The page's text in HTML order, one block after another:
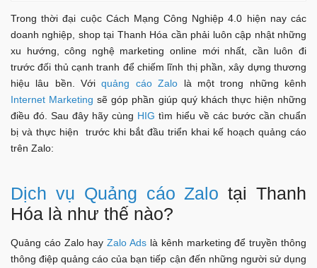
Trong thời đại cuộc Cách Mạng Công Nghiệp 4.0 hiện nay các
doanh nghiệp, shop tại Thanh Hóa cần phải luôn cập nhật những
xu hướng, công nghệ marketing online mới nhất, cần luôn đi
trước đối thủ cạnh tranh để chiếm lĩnh thị phần, xây dựng thương
hiệu lâu bền. Vớiquảng cáo Zalo là một trong những kênh
Internet Marketing sẽ góp phần giúp quý khách thực hiện những
điều đó. Sau đây hãy cùng HIG tìm hiểu về các bước cần chuẩn
bị và thực hiện trước khi bắt đầu triển khai kế hoạch quảng cáo
trên Zalo:
Dịch vụ Quảng cáo Zalo tại Thanh
Hóa là như thế nào?
Quảng cáo Zalo hayZalo Ads là kênh marketing để truyền thông
thông điệp quảng cáo của bạn tiếp cận đến những người sử dụng